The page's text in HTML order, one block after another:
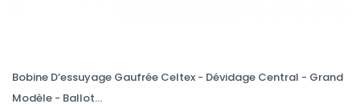
Bobine D’essuyage Gaufrée Celtex - Dévidage Central - Grand
Modèle - Ballot...